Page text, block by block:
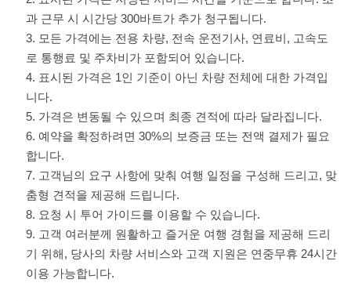
과 근무 시 시간당 300바트가 추가 청구됩니다.
모든 가격에는 전용 차량, 전속 운전기사, 연료비, 고속도
로 통행료 및 주차비가 포함되어 있습니다.
표시된 가격은 1인 기준이 아닌 차량 전체에 대한 가격입
니다.
가격은 변동될 수 있으며 최종 견적에 따라 달라집니다.
예약을 확정하려면 30%의 보증금 또는 전액 결제가 필요
합니다.
고객님의 요구 사항에 맞춰 여행 일정을 구성해 드리고, 맞
춤형 견적을 제공해 드립니다.
요청 시 투어 가이드를 이용할 수 있습니다.
고객 여러분께 원활하고 즐거운 여행 경험을 제공해 드리
기 위해, 당사의 차량 서비스와 고객 지원은 연중무휴 24시간
이용 가능합니다.